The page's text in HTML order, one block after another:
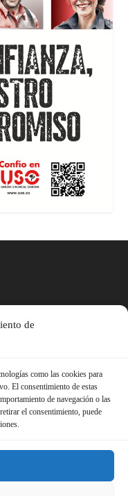
de
como las cookies para
El consentimiento de estas
de navegación o las
el consentimiento, puede